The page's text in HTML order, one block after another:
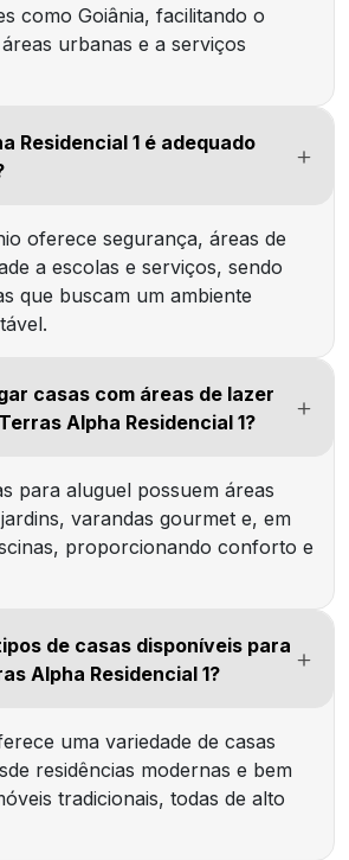
como Goiânia, facilitando o
urbanas e a serviços
Residencial 1 é adequado
oferece segurança, áreas de
a escolas e serviços, sendo
que buscam um ambiente
casas com áreas de lazer
Alpha Residencial 1?
para aluguel possuem áreas
varandas gourmet e, em
proporcionando conforto e
de casas disponíveis para
Alpha Residencial 1?
uma variedade de casas
residências modernas e bem
tradicionais, todas de alto